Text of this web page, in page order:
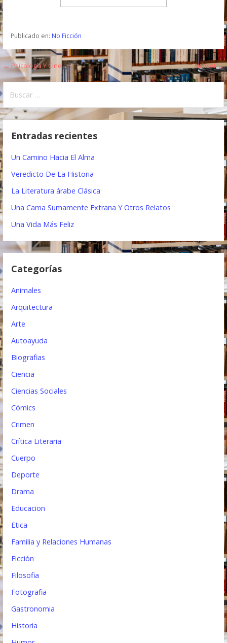
Publicado en: No Ficción
N
a
v
e
a
ó
d
n
← Psicología Y Cine Hamlet →
s
Entradas recientes
Un Camino Hacia El Alma
Veredicto De La Historia
La Literatura árabe Clásica
Una Cama Sumamente Extrana Y Otros Relatos
Una Vida Más Feliz
Categorías
Animales
Arquitectura
Arte
Autoayuda
Biografias
Ciencia
Ciencias Sociales
Cómics
Crimen
Crítica Literaria
Cuerpo
Deporte
Drama
Educacion
Etica
Familia y Relaciones Humanas
Ficción
Filosofia
Fotografia
Gastronomia
Historia